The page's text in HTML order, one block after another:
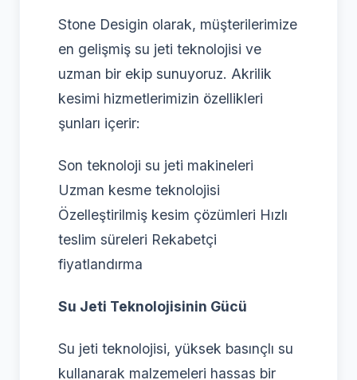
Stone Desigin olarak, müşterilerimize
en gelişmiş su jeti teknolojisi ve
uzman bir ekip sunuyoruz. Akrilik
kesimi hizmetlerimizin özellikleri
şunları içerir:
Son teknoloji su jeti makineleri
Uzman kesme teknolojisi
Özelleştirilmiş kesim çözümleri Hızlı
teslim süreleri Rekabetçi
fiyatlandırma
Su Jeti Teknolojisinin Gücü
Su jeti teknolojisi, yüksek basınçlı su
kullanarak malzemeleri hassas bir